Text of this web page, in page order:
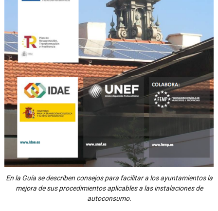
En la Guía se describen consejos para facilitar a los ayuntamientos la
mejora de sus procedimientos aplicables a las instalaciones de
autoconsumo.